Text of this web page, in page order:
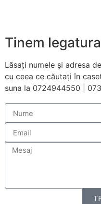
Tinem
Lăsați numele și adresa
cu ceea ce căutați în
suna la 0724944550 |
comportamentul
pe măsură ce
nostru, creșteți
șansa de a
vedea conținut
și oferte
personalizate.